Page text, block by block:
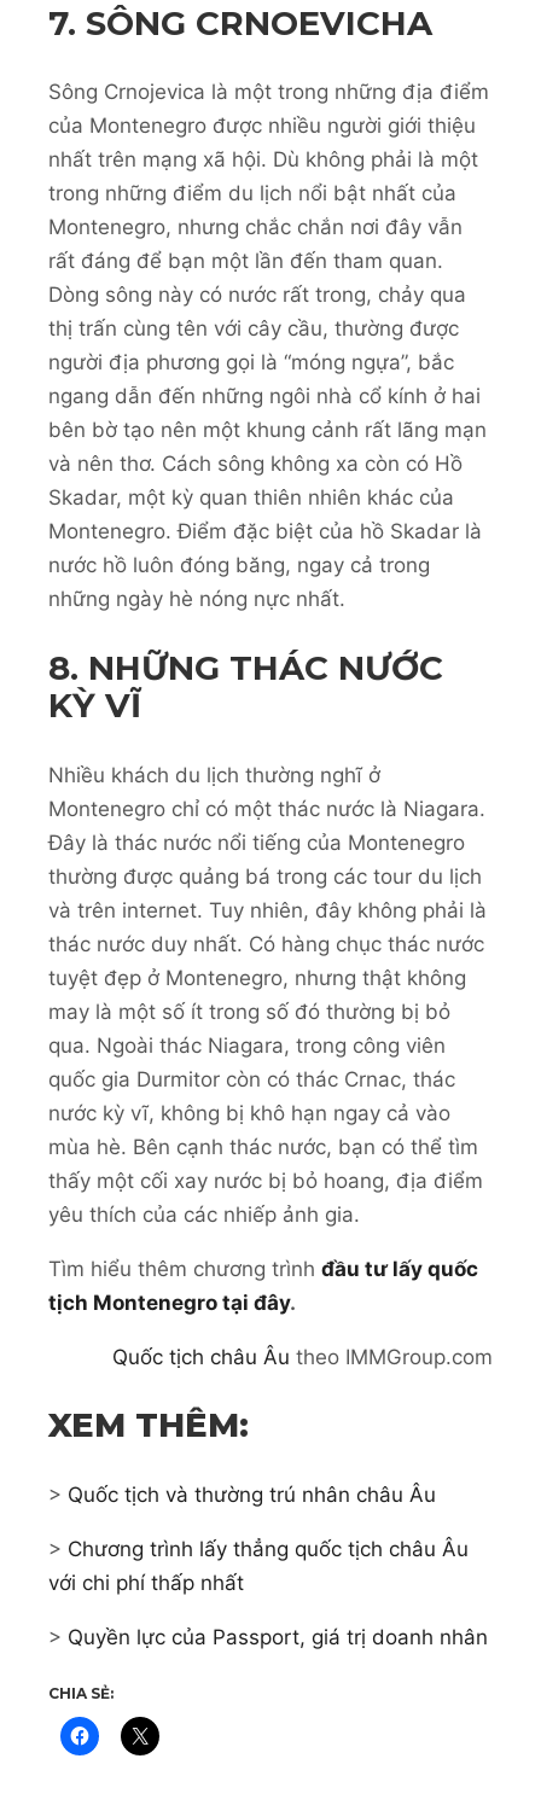
7. SÔNG CRNOEVICHA
Sông Crnojevica là một trong những địa điểm
của Montenegro được nhiều người giới thiệu
nhất trên mạng xã hội. Dù không phải là một
trong những điểm du lịch nổi bật nhất của
Montenegro, nhưng chắc chắn nơi đây vẫn
rất đáng để bạn một lần đến tham quan.
Dòng sông này có nước rất trong, chảy qua
thị trấn cùng tên với cây cầu, thường được
người địa phương gọi là “móng ngựa”, bắc
ngang dẫn đến những ngôi nhà cổ kính ở hai
bên bờ tạo nên một khung cảnh rất lãng mạn
và nên thơ. Cách sông không xa còn có Hồ
Skadar, một kỳ quan thiên nhiên khác của
Montenegro. Điểm đặc biệt của hồ Skadar là
nước hồ luôn đóng băng, ngay cả trong
những ngày hè nóng nực nhất.
8. NHỮNG THÁC NƯỚC
KỲ VĨ
Nhiều khách du lịch thường nghĩ ở
Montenegro chỉ có một thác nước là Niagara.
Đây là thác nước nổi tiếng của Montenegro
thường được quảng bá trong các tour du lịch
và trên internet. Tuy nhiên, đây không phải là
thác nước duy nhất. Có hàng chục thác nước
tuyệt đẹp ở Montenegro, nhưng thật không
may là một số ít trong số đó thường bị bỏ
qua. Ngoài thác Niagara, trong công viên
quốc gia Durmitor còn có thác Crnac, thác
nước kỳ vĩ, không bị khô hạn ngay cả vào
mùa hè. Bên cạnh thác nước, bạn có thể tìm
thấy một cối xay nước bị bỏ hoang, địa điểm
yêu thích của các nhiếp ảnh gia.
Tìm hiểu thêm chương trình đầu tư lấy quốc
tịch Montenegro tại đây.
Quốc tịch châu Âu theo IMMGroup.com
XEM THÊM:
> Quốc tịch và thường trú nhân châu Âu
> Chương trình lấy thẳng quốc tịch châu Âu
với chi phí thấp nhất
> Quyền lực của Passport, giá trị doanh nhân
CHIA SẺ: